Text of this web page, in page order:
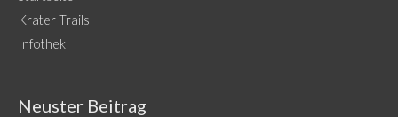
Krater Trails
Infothek
Neuster Beitrag